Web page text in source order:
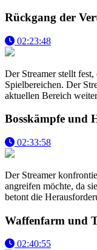
Rückgang der
02:23:48
Der Streamer stellt
Spielbereichen. Der
aktuellen Bereich
Bosskämpfe und
02:33:58
Der Streamer
angreifen möchte, da
betont die
Waffenfarm und
02:40:55